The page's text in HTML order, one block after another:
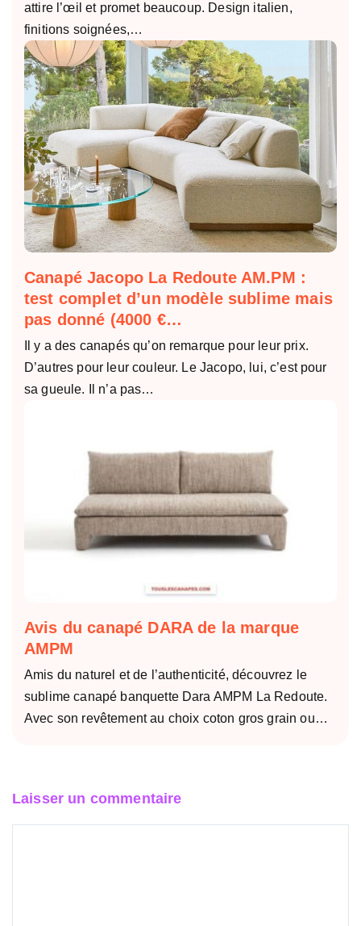
attire l’œil et promet beaucoup. Design italien,
finitions soignées,…
Canapé Jacopo La Redoute AM.PM :
test complet d’un modèle sublime mais
pas donné (4000 €…
Il y a des canapés qu’on remarque pour leur prix.
D’autres pour leur couleur. Le Jacopo, lui, c’est pour
sa gueule. Il n’a pas…
Avis du canapé DARA de la marque
AMPM
Amis du naturel et de l’authenticité, découvrez le
sublime canapé banquette Dara AMPM La Redoute.
Avec son revêtement au choix coton gros grain ou…
Laisser un commentaire